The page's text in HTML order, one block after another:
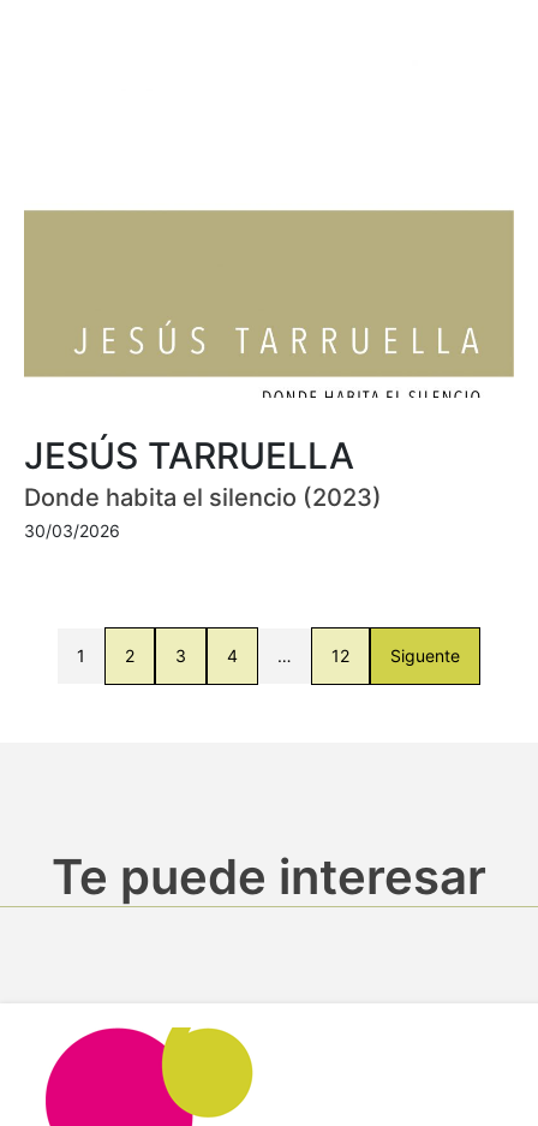
JESÚS TARRUELLA
Donde habita el silencio (2023)
30/03/2026
1 2 3 4 … 12 Siguente
Te puede interesar